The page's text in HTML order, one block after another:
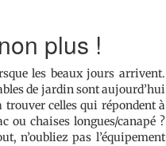
plus !
les beaux jours arrivent.
de jardin sont aujourd’hui
trouver celles qui répondent à
ou chaises longues/canapé ?
n’oubliez pas l’équipement